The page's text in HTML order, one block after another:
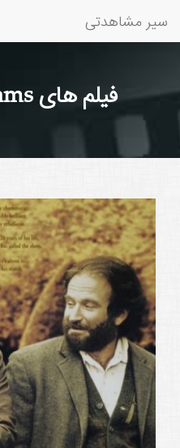
سیر مشاهدتی
فیلم های Robin Williams